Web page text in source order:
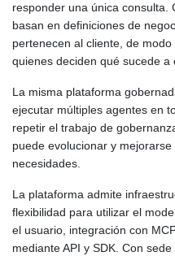
responder una única consulta.
basan en definiciones de
pertenecen al cliente, de
quienes deciden qué sucede a
La misma plataforma
ejecutar múltiples agentes en
repetir el trabajo de
puede evolucionar y
necesidades.
La plataforma admite
flexibilidad para utilizar el
el usuario, integración con
mediante API y SDK. Con